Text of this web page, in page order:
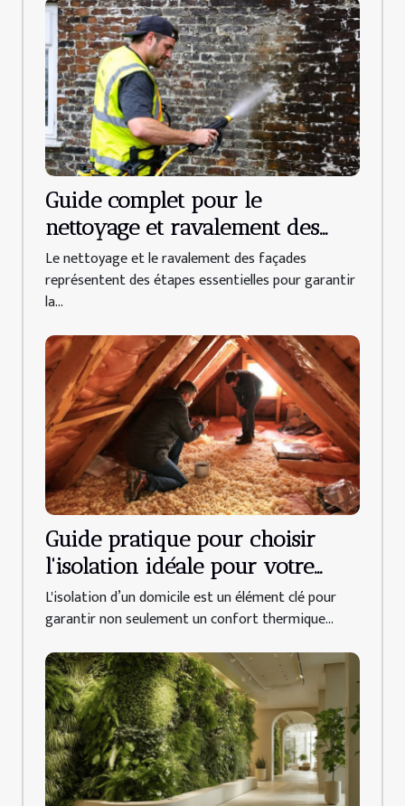
Guide complet pour le
nettoyage et ravalement des
façades
Le nettoyage et le ravalement des façades
représentent des étapes essentielles pour garantir
la...
Guide pratique pour choisir
l'isolation idéale pour votre
domicile
L'isolation d’un domicile est un élément clé pour
garantir non seulement un confort thermique...